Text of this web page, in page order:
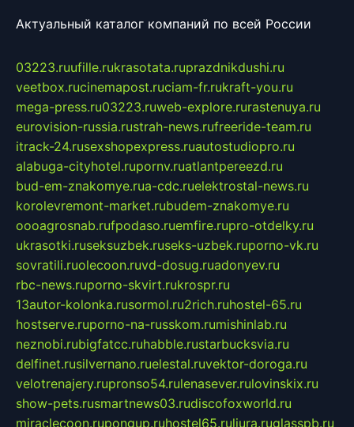
Актуальный каталог компаний по всей России
03223.ruufille.rukrasotata.ruprazdnikdushi.ru
veetbox.rucinemapost.ruciam-fr.rukraft-you.ru
mega-press.ru03223.ruweb-explore.rurastenuya.ru
eurovision-russia.rustrah-news.rufreeride-team.ru
itrack-24.rusexshopexpress.ruautostudiopro.ru
alabuga-cityhotel.rupornv.ruatlantpereezd.ru
bud-em-znakomye.rua-cdc.ruelektrostal-news.ru
korolevremont-market.rubudem-znakomye.ru
oooagrosnab.rufpodaso.ruemfire.rupro-otdelky.ru
ukrasotki.ruseksuzbek.ruseks-uzbek.ruporno-vk.ru
sovratili.ruolecoon.ruvd-dosug.ruadonyev.ru
rbc-news.ruporno-skvirt.rukrospr.ru
13autor-kolonka.rusormol.ru2rich.ruhostel-65.ru
hostserve.ruporno-na-russkom.rumishinlab.ru
neznobi.rubigfatcc.ruhabble.rustarbucksvia.ru
delfinet.rusilvernano.ruelestal.ruvektor-doroga.ru
velotrenajery.rupronso54.rulenasever.rulovinskix.ru
show-pets.rusmartnews03.rudiscofoxworld.ru
miraclecoon.rupongup.ruhostel65.ruliura.ruglasspb.ru